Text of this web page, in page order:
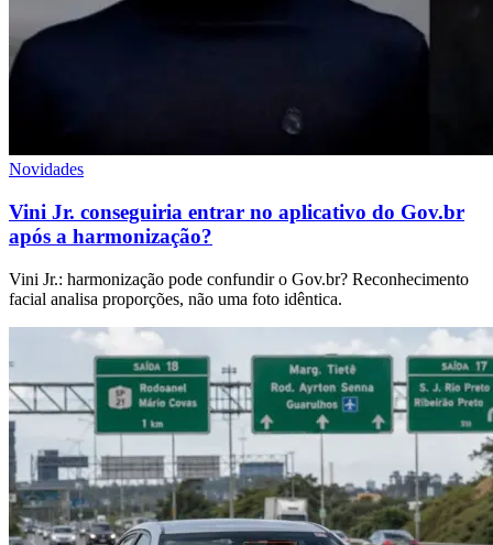
Novidades
Vini Jr. conseguiria entrar no aplicativo do Gov.br
após a harmonização?
Vini Jr.: harmonização pode confundir o Gov.br? Reconhecimento
facial analisa proporções, não uma foto idêntica.